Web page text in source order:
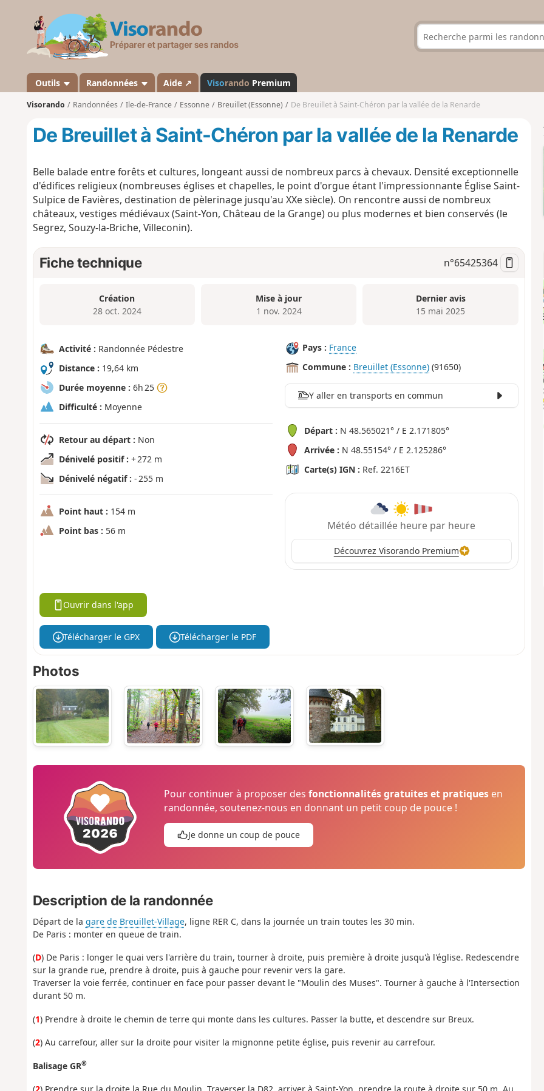
s
a
n
d
Outils Randonnées Aide ↗ Visorando Premium
Visorando Randonnées Ile-de-France Essonne Breuillet (Essonne) De Breuillet à Saint-Chéron par la vallée de la Renarde
De Breuillet à Saint-Chéron par la vallée de la Renarde
Belle balade entre forêts et cultures, longeant aussi de nombreux parcs à chevaux. Densité exceptionnelle
d'édifices religieux (nombreuses églises et chapelles, le point d'orgue étant l'impressionnante Église Saint-
Sulpice de Favières, destination de pèlerinage jusqu'au XXe siècle). On rencontre aussi de nombreux
châteaux, vestiges médiévaux (Saint-Yon, Château de la Grange) ou plus modernes et bien conservés (le
Segrez, Souzy-la-Briche, Villeconin).
Fiche technique n°65425364
Création
28 oct. 2024
Mise à jour
1 nov. 2024
Dernier avis
15 mai 2025
Activité : Randonnée Pédestre
Distance : 19,64 km
Durée moyenne : 6h 25
Difficulté : Moyenne
Retour au départ : Non
Dénivelé positif : + 272 m
Dénivelé négatif : - 255 m
Point haut : 154 m
Point bas : 56 m
Pays : France
Commune : Breuillet (Essonne) (91650)
Y aller en transports en commun
Départ : N 48.565021° / E 2.171805°
Arrivée : N 48.55154° / E 2.125286°
Carte(s) IGN : Ref. 2216ET
Météo détaillée heure par heure
Découvrez Visorando Premium
Ouvrir dans l'app
Télécharger le GPX Télécharger le PDF
Photos
Pour continuer à proposer desfonctionnalités gratuites et pratiques en
randonnée, soutenez-nous en donnant un petit coup de pouce !
Je donne un coup de pouce
Description de la randonnée
Départ de la gare de Breuillet-Village, ligne RER C, dans la journée un train toutes les 30 min.
De Paris : monter en queue de train.
(D) De Paris : longer le quai vers l'arrière du train, tourner à droite, puis première à droite jusqu'à l'église. Redescendre
sur la grande rue, prendre à droite, puis à gauche pour revenir vers la gare.
Traverser la voie ferrée, continuer en face pour passer devant le "Moulin des Muses". Tourner à gauche à l'Intersection
durant 50 m.
(1) Prendre à droite le chemin de terre qui monte dans les cultures. Passer la butte, et descendre sur Breux.
(2) Au carrefour, aller sur la droite pour visiter la mignonne petite église, puis revenir au carrefour.
Balisage GR®